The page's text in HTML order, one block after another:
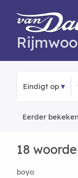
Eindigt op
Eerder bekeken
18
boyo